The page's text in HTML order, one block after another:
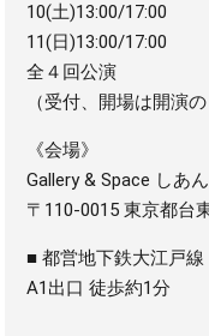
10(土)13:00/17:00
11(日)13:00/17:00
全４回公演
（受付、開場は開演
《会場》
Gallery & Space しあん
〒110-0015 東京都台
■ 都営地下鉄大江戸線
A1出口 徒歩約1分